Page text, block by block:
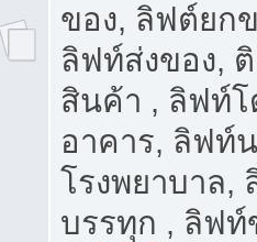
ของ, ลิฟต์ยก
ลิฟท์ส่งของ,
สินค้า , ลิฟท์
อาคาร, ลิฟท์
โรงพยาบาล,
บรรทุก , ลิฟท์